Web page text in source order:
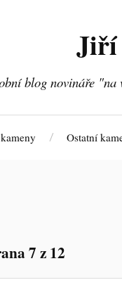
blog novináře
Ostatní
7 z 12